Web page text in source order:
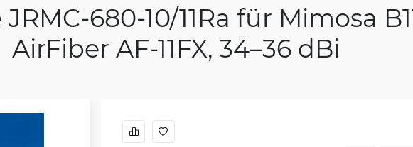
680-10/11Ra für Mimosa
AirFiber AF-11FX, 34–36 dBi